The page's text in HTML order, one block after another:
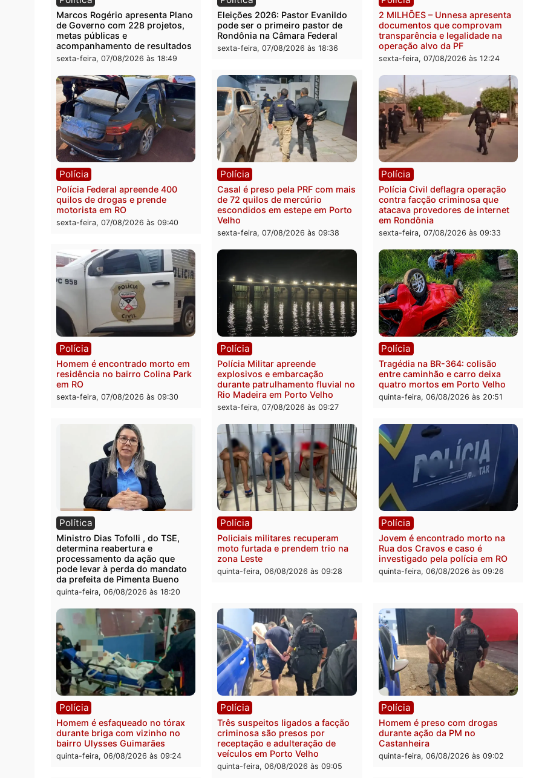
Você também vai querer ler...
Política
Marcos Rogério apresenta Plano
de Governo com 228 projetos,
metas públicas e
acompanhamento de resultados
sexta-feira, 07/08/2026 às 18:49
Política
Eleições 2026: Pastor Evanildo
pode ser o primeiro pastor de
Rondônia na Câmara Federal
sexta-feira, 07/08/2026 às 18:36
transparência e legalidade
operação alvo da PF
sexta-feira, 07/08/2026 às
Polícia
Polícia Federal apreende 400
quilos de drogas e prende
motorista em RO
sexta-feira, 07/08/2026 às 09:40
Polícia
Casal é preso pela PRF com mais
de 72 quilos de mercúrio
escondidos em estepe em Porto
Velho
sexta-feira, 07/08/2026 às 09:38
Polícia Civil deflagra
contra facção criminosa
atacava provedores de
em Rondônia
Polícia
Homem é encontrado morto em
residência no bairro Colina Park
em RO
sexta-feira, 07/08/2026 às 09:30
Polícia
Polícia Militar apreende
explosivos e embarcação
sexta-feira, 07/08/2026 às 09:27
Polícia
Tragédia na BR-364:
entre caminhão e carro
Política
Ministro Dias Tofolli , do TSE,
determina reabertura e
Polícia
Policiais militares recuperam
moto furtada e prendem trio na
Polícia
Jovem é encontrado
Rua dos Cravos e caso é